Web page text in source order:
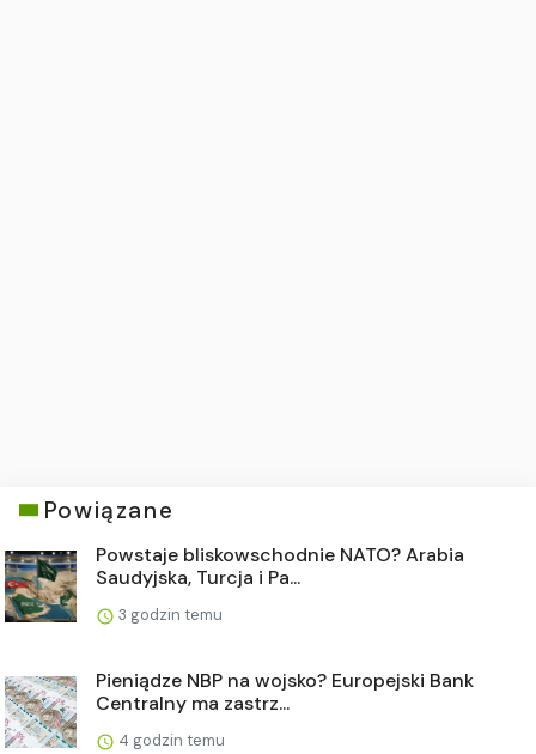
Powiązane
Powstaje bliskowschodnie NATO? Arabia
Saudyjska, Turcja i Pa...
3 godzin temu
Pieniądze NBP na wojsko? Europejski Bank
Centralny ma zastrz...
4 godzin temu